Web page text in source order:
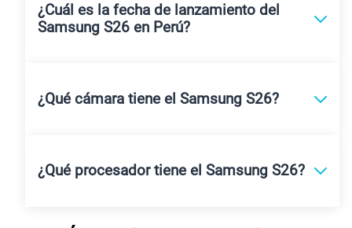
¿Cuál es la fecha de lanzamiento del
Samsung S26 en Perú?
¿Qué cámara tiene el Samsung S26?
¿Qué procesador tiene el Samsung S26?